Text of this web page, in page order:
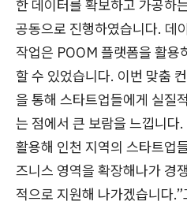
한 데이터를 확보하고 가공하
공동으로 진행하였습니다. 데
작업은 POOM 플랫폼을 활용
할 수 있었습니다. 이번 맞춤
을 통해 스타트업들에게 실질
는 점에서 큰 보람을 느낍니
활용해 인천 지역의 스타트업
즈니스 영역을 확장해나가 경
적으로 지원해 나가겠습니다